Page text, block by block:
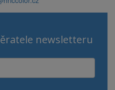
newsletteru